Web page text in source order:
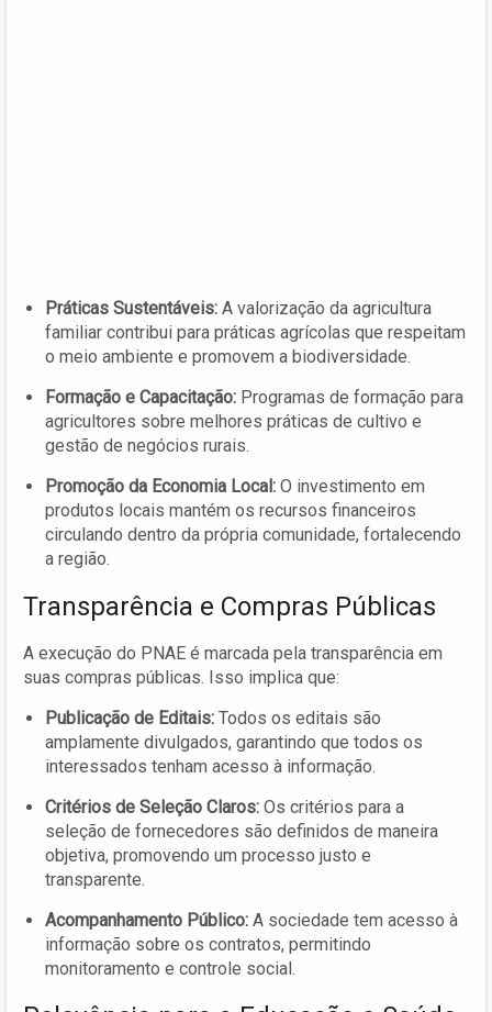
Práticas Sustentáveis: A valorização da agricultura
familiar contribui para práticas agrícolas que respeitam
o meio ambiente e promovem a biodiversidade.
Formação e Capacitação: Programas de formação para
agricultores sobre melhores práticas de cultivo e
gestão de negócios rurais.
Promoção da Economia Local: O investimento em
produtos locais mantém os recursos financeiros
circulando dentro da própria comunidade, fortalecendo
a região.
Transparência e Compras Públicas
A execução do PNAE é marcada pela transparência em
suas compras públicas. Isso implica que:
Publicação de Editais: Todos os editais são
amplamente divulgados, garantindo que todos os
interessados tenham acesso à informação.
Critérios de Seleção Claros: Os critérios para a
seleção de fornecedores são definidos de maneira
objetiva, promovendo um processo justo e
transparente.
Acompanhamento Público: A sociedade tem acesso à
informação sobre os contratos, permitindo
monitoramento e controle social.